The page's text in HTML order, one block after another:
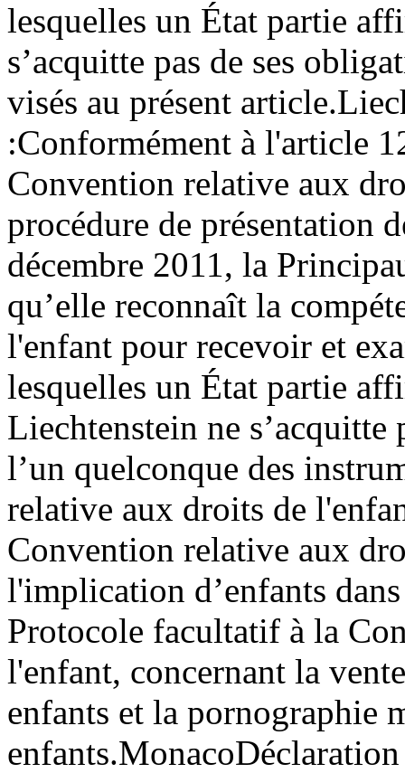
lesquelles un État partie
s’acquitte pas de ses
visés au présent article.
:Conformément à l'article
Convention relative aux
procédure de présentation
décembre 2011, la
qu’elle reconnaît la
l'enfant pour recevoir et
lesquelles un État partie
Liechtenstein ne s’acquitte
l’un quelconque des
relative aux droits de
Convention relative aux
l'implication d’enfants
Protocole facultatif à la
l'enfant, concernant la
enfants et la pornographie
enfants.Monaco